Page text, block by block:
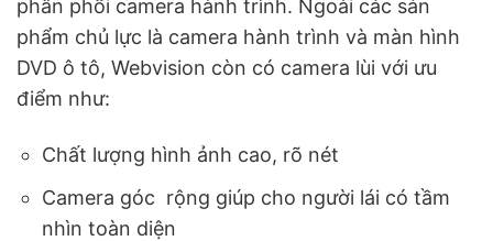
phân phối camera hành trình. Ngoài các sản
phẩm chủ lực là camera hành trình và màn hình
DVD ô tô, Webvision còn có camera lùi với ưu
điểm như:
Chất lượng hình ảnh cao, rõ nét
Camera góc rộng giúp cho người lái có tầm
nhìn toàn diện